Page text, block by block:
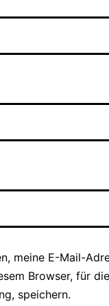
meine E-Mail-
Browser, für
speichern.